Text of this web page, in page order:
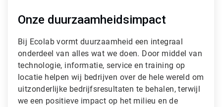
Onze duurzaamheidsimpact
Bij Ecolab vormt duurzaamheid een integraal
onderdeel van alles wat we doen. Door middel van
technologie, informatie, service en training op
locatie helpen wij bedrijven over de hele wereld om
uitzonderlijke bedrijfsresultaten te behalen, terwijl
we een positieve impact op het milieu en de